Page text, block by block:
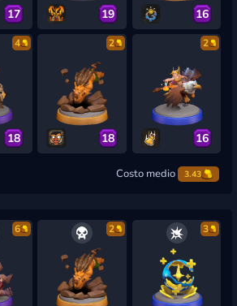
17 19 16
4
18
2
18
2
16
Costo medio 3.43
6 2 3